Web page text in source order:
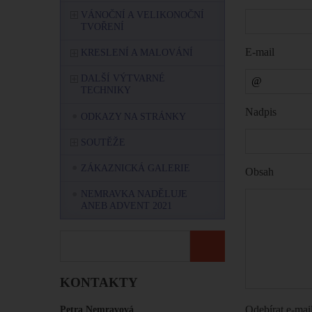
VÁNOČNÍ A VELIKONOČNÍ
TVOŘENÍ
KRESLENÍ A MALOVÁNÍ
DALŠÍ VÝTVARNÉ
TECHNIKY
ODKAZY NA STRÁNKY
SOUTĚŽE
ZÁKAZNICKÁ GALERIE
NEMRAVKA NADĚLUJE
ANEB ADVENT 2021
KONTAKTY
Petra Nemravová
E-mail
Nadpis
Obsah